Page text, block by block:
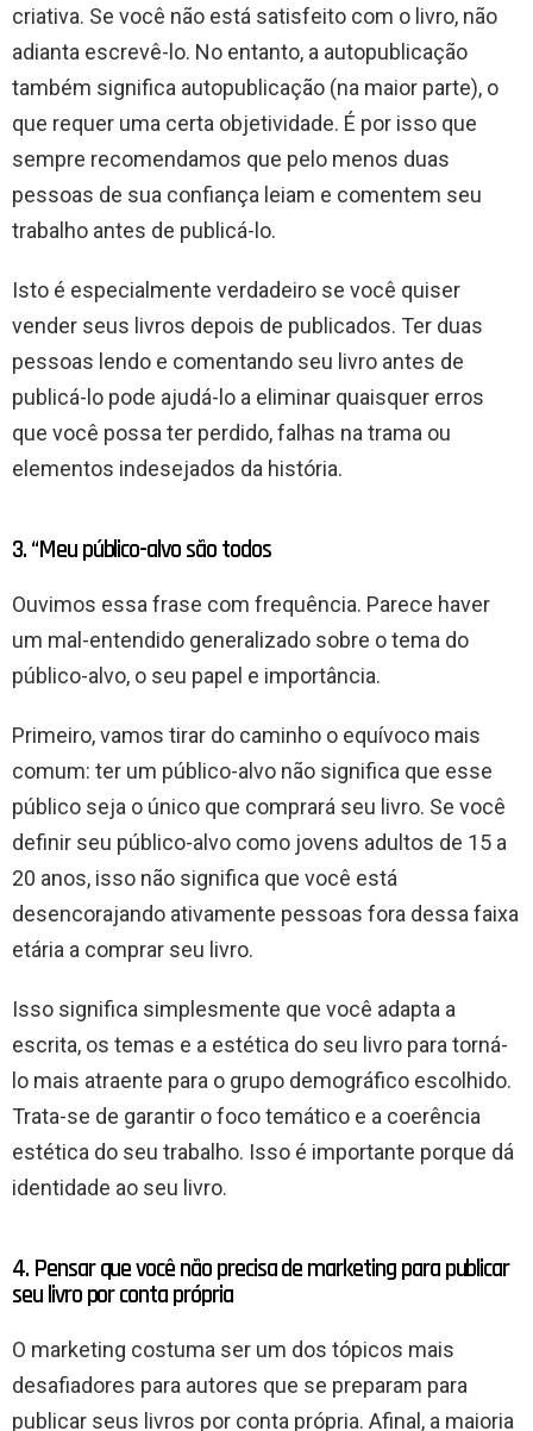
criativa. Se você não está satisfeito com o livro, não
adianta escrevê-lo. No entanto, a autopublicação
também significa autopublicação (na maior parte), o
que requer uma certa objetividade. É por isso que
sempre recomendamos que pelo menos duas
pessoas de sua confiança leiam e comentem seu
trabalho antes de publicá-lo.
Isto é especialmente verdadeiro se você quiser
vender seus livros depois de publicados. Ter duas
pessoas lendo e comentando seu livro antes de
publicá-lo pode ajudá-lo a eliminar quaisquer erros
que você possa ter perdido, falhas na trama ou
elementos indesejados da história.
3. “Meu público-alvo são todos
Ouvimos essa frase com frequência. Parece haver
um mal-entendido generalizado sobre o tema do
público-alvo, o seu papel e importância.
Primeiro, vamos tirar do caminho o equívoco mais
comum: ter um público-alvo não significa que esse
público seja o único que comprará seu livro. Se você
definir seu público-alvo como jovens adultos de 15 a
20 anos, isso não significa que você está
desencorajando ativamente pessoas fora dessa faixa
etária a comprar seu livro.
Isso significa simplesmente que você adapta a
escrita, os temas e a estética do seu livro para torná-
lo mais atraente para o grupo demográfico escolhido.
Trata-se de garantir o foco temático e a coerência
estética do seu trabalho. Isso é importante porque dá
identidade ao seu livro.
4. Pensar que você não precisa de marketing para publicar
seu livro por conta própria
O marketing costuma ser um dos tópicos mais
desafiadores para autores que se preparam para
publicar seus livros por conta própria. Afinal, a maioria